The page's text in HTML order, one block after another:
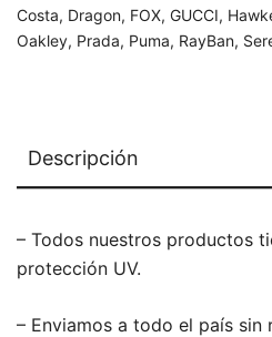
Costa, Dragon, FOX, GUCCI,
Oakley, Prada, Puma, RayBan,
Descripción
– Todos nuestros productos
protección UV.
– Enviamos a todo el país